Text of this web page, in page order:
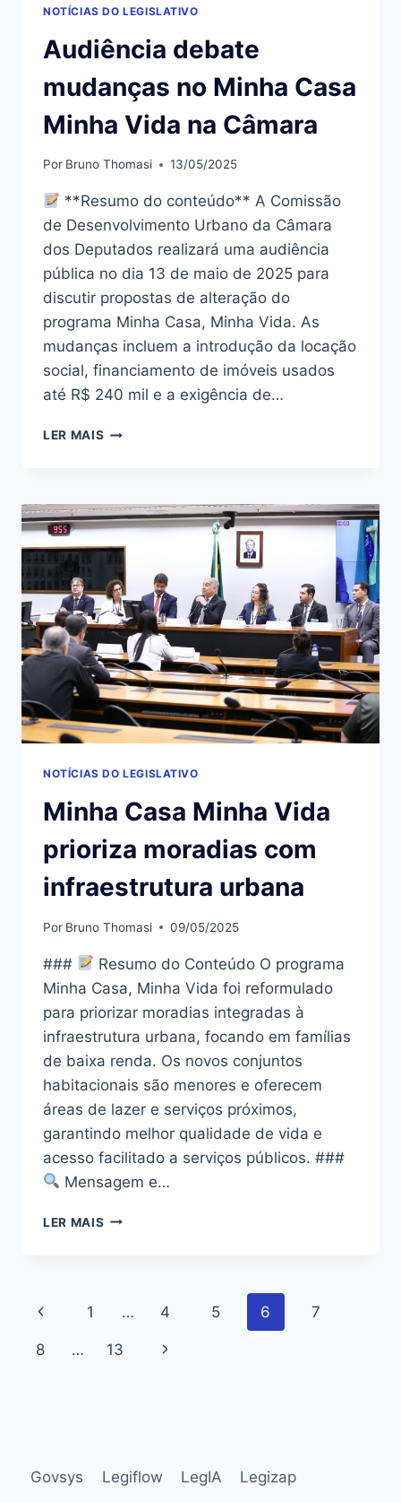
NOTÍCIAS DO LEGISLATIVO
Audiência debate
mudanças no Minha Casa
Minha Vida na Câmara
Por Bruno Thomasi 13/05/2025
**Resumo do conteúdo** A Comissão
de Desenvolvimento Urbano da Câmara
dos Deputados realizará uma audiência
pública no dia 13 de maio de 2025 para
discutir propostas de alteração do
programa Minha Casa, Minha Vida. As
mudanças incluem a introdução da locação
social, financiamento de imóveis usados
até R$ 240 mil e a exigência de…
LER MAIS AUDIÊNCIA
MINHA
CASA
MINHA
VIDA
NA
CÂMARA
NOTÍCIAS DO LEGISLATIVO
Minha Casa Minha Vida
prioriza moradias com
infraestrutura urbana
Por Bruno Thomasi 09/05/2025
###
Resumo do Conteúdo O programa
Minha Casa, Minha Vida foi reformulado
para priorizar moradias integradas à
infraestrutura urbana, focando em famílias
de baixa renda. Os novos conjuntos
habitacionais são menores e oferecem
áreas de lazer e serviços próximos,
garantindo melhor qualidade de vida e
acesso facilitado a serviços públicos. ###
Mensagem e…
LER MAIS MINHA
MORADIAS
INFRAESTRUTURA
Navegação
da
Página
Anterior
1 … 4 5 6 7
8 … 13
Página
Govsys Legiflow LegIA Legizap